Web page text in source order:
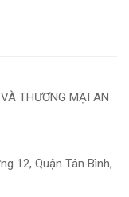
THƯƠNG MẠI AN
12, Quận Tân Bình,